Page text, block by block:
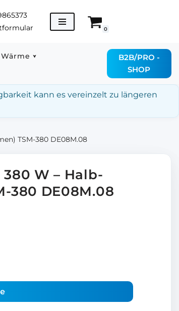
0
Wärme
B2B/PRO -
SHOP
kann es vereinzelt zu längeren
TSM-380 DE08M.08
W – Halb-
380 DE08M.08